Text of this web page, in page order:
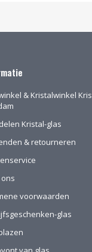
& Kristalwinkel
Kristal-glas
& retourneren
voorwaarden
glas